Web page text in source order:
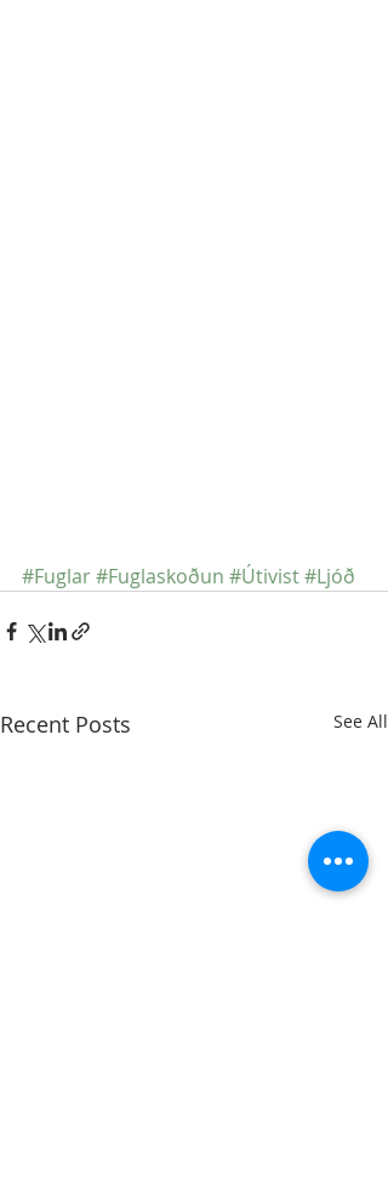
#Fuglar#Fuglaskoðun #Útivist#Ljóð
Recent Posts See All